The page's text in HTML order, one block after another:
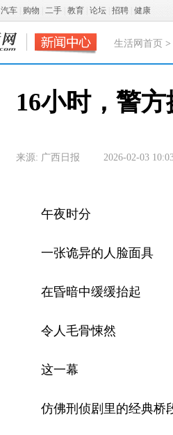
汽车 购物 二手 教育 论坛 招聘 健康
生活网首页 >
16小时，警
来源: 广西日报 2026-02-03
午夜时分
一张诡异的人脸面具
在昏暗中缓缓抬起
令人毛骨悚然
这一幕
仿佛刑侦剧里的经典桥